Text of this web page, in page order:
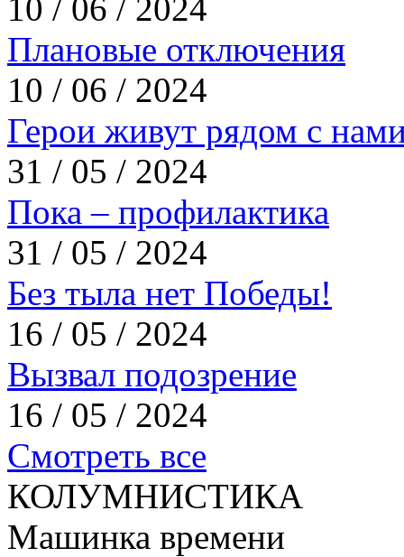
10 / 06 / 2024
Плановые отключения
10 / 06 / 2024
Герои живут рядом с
31 / 05 / 2024
Пока – профилактика
31 / 05 / 2024
Без тыла нет Победы!
16 / 05 / 2024
Вызвал подозрение
16 / 05 / 2024
Смотреть все
КОЛУМНИСТИКА
Машинка времени